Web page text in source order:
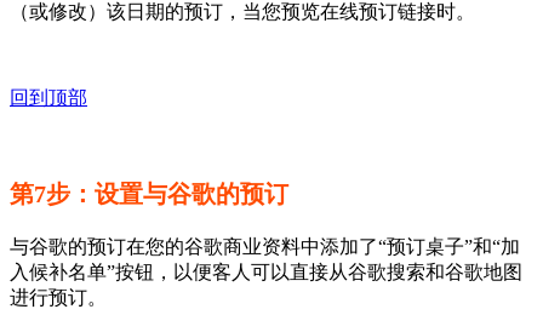
（或修改）该日期的预订，当您预览在线预订链接时。
回到顶部
第7步：设置与谷歌的预订
与谷歌的预订在您的谷歌商业资料中添加了“预订桌子”和“加
入候补名单”按钮，以便客人可以直接从谷歌搜索和谷歌地图
进行预订。